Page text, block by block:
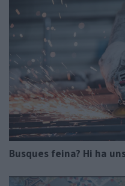
Busques feina? Hi ha